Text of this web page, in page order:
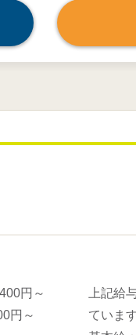
円～
円～
上記給
ています